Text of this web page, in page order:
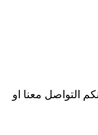
معنا او